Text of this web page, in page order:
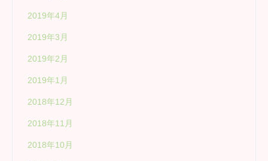
2019年4月
2019年3月
2019年2月
2019年1月
2018年12月
2018年11月
2018年10月